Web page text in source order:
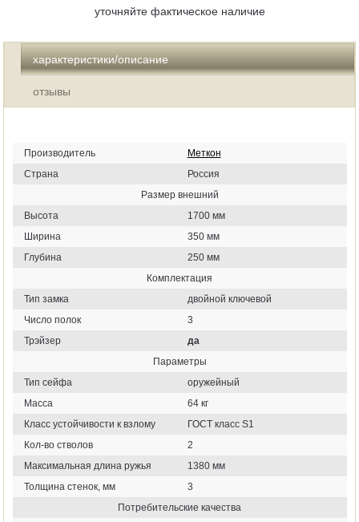
уточняйте фактическое наличие
характеристики/описание
отзывы
Производитель
Меткон
Страна
Россия
Размер внешний
Высота
1700 мм
Ширина
350 мм
Глубина
250 мм
Комплектация
Тип замка
двойной ключевой
Число полок
3
Трэйзер
да
Параметры
Тип сейфа
оружейный
Масса
64 кг
Класс устойчивости к взлому
ГОСТ класс S1
Кол-во стволов
2
Максимальная длина ружья
1380 мм
Толщина стенок, мм
3
Потребительские качества